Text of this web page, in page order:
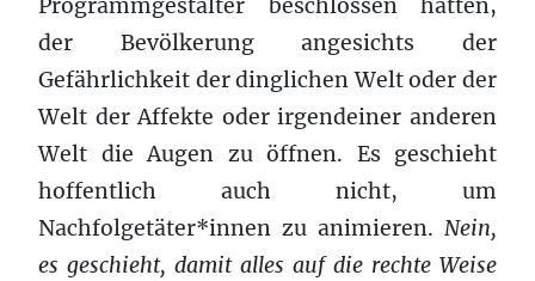
Programmgestalter beschlossen hätten,
der Bevölkerung angesichts der
Gefährlichkeit der dinglichen Welt oder der
Welt der Affekte oder irgen­deiner anderen
Welt die Augen zu öffnen. Es geschieht
hoffentlich auch nicht, um
Nachfolgetäter*innen zu animieren. Nein,
es geschieht, damit alles auf die rechte Weise